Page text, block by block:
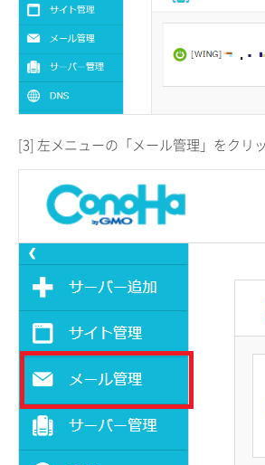
[3] 左メニューの「メール管理」をクリ